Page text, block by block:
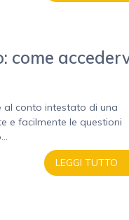
come
al conto intestato di una
e facilmente le questioni
LEGGI TUTTO